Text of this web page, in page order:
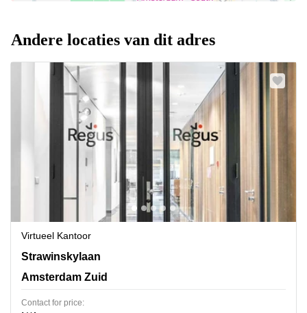
Andere locaties van dit adres
Virtueel Kantoor
Strawinskylaan 3051,Atrium Building, Amsterdam Zuid
Strawinskylaan
Amsterdam Zuid
Contact for price: